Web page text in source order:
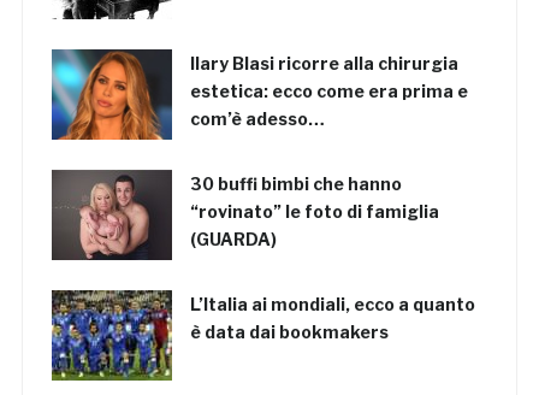
Ilary Blasi ricorre alla chirurgia
estetica: ecco come era prima e
com’è adesso…
30 buffi bimbi che hanno
“rovinato” le foto di famiglia
(GUARDA)
L’Italia ai mondiali, ecco a quanto
è data dai bookmakers